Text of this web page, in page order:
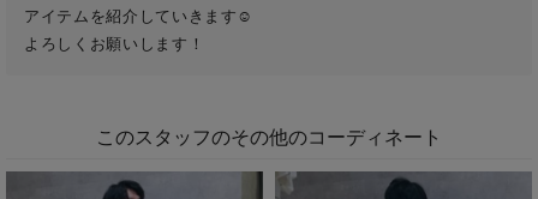
アイテムを紹介していきます☺️
よろしくお願いします！
このスタッフのその他のコーディネート